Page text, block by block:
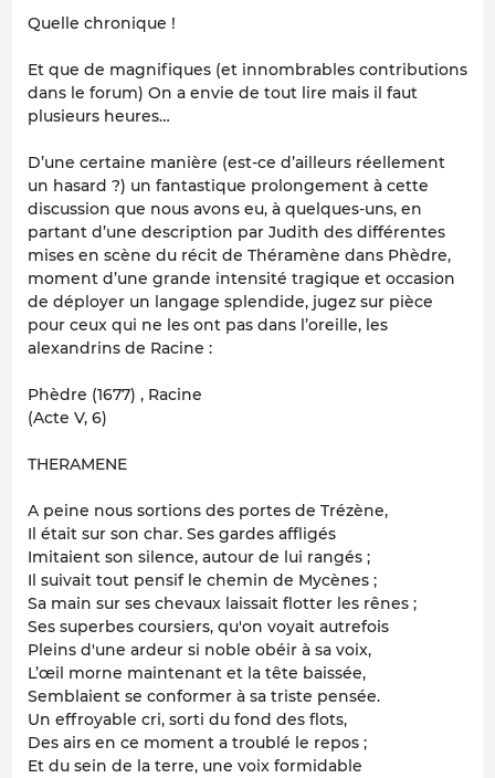
Quelle chronique !
Et que de magnifiques (et innombrables contributions
dans le forum) On a envie de tout lire mais il faut
plusieurs heures…
D’une certaine manière (est-ce d’ailleurs réellement
un hasard ?) un fantastique prolongement à cette
discussion que nous avons eu, à quelques-uns, en
partant d’une description par Judith des différentes
mises en scène du récit de Théramène dans Phèdre,
moment d’une grande intensité tragique et occasion
de déployer un langage splendide, jugez sur pièce
pour ceux qui ne les ont pas dans l’oreille, les
alexandrins de Racine :
Phèdre (1677) , Racine
(Acte V, 6)
THERAMENE
A peine nous sortions des portes de Trézène,
Il était sur son char. Ses gardes affligés
Imitaient son silence, autour de lui rangés ;
Il suivait tout pensif le chemin de Mycènes ;
Sa main sur ses chevaux laissait flotter les rênes ;
Ses superbes coursiers, qu'on voyait autrefois
Pleins d'une ardeur si noble obéir à sa voix,
L’œil morne maintenant et la tête baissée,
Semblaient se conformer à sa triste pensée.
Un effroyable cri, sorti du fond des flots,
Des airs en ce moment a troublé le repos ;
Et du sein de la terre, une voix formidable